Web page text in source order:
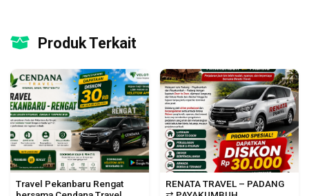
Produk Terkait
Travel Pekanbaru Rengat
RENATA TRAVEL – PADANG